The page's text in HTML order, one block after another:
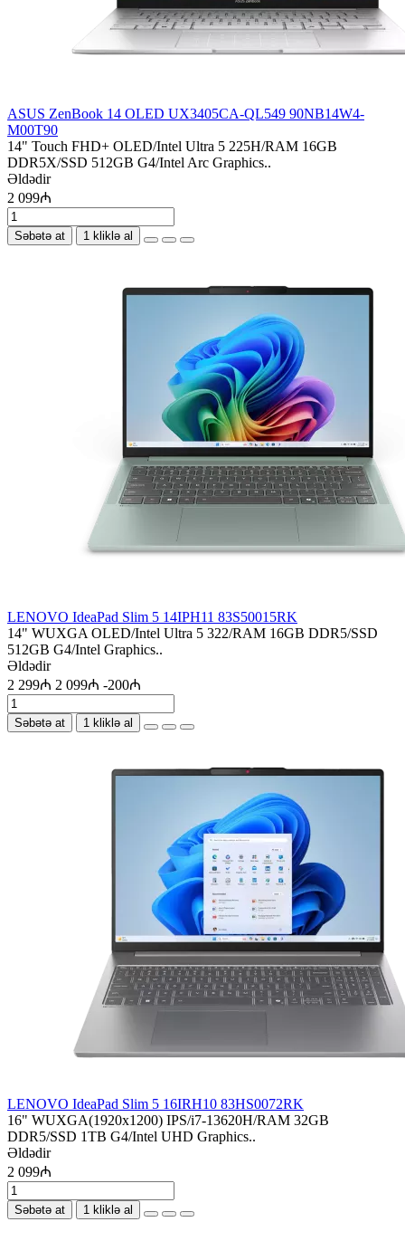
ASUS ZenBook 14 OLED UX3405CA-QL549 90NB14W4-
M00T90
14" Touch FHD+ OLED/Intel Ultra 5 225H/RAM 16GB
DDR5X/SSD 512GB G4/Intel Arc Graphics..
Əldədir
2 099₼
Səbətə at 1 kliklə al
LENOVO IdeaPad Slim 5 14IPH11 83S50015RK
14" WUXGA OLED/Intel Ultra 5 322/RAM 16GB DDR5/SSD
512GB G4/Intel Graphics..
Əldədir
2 299₼ 2 099₼ -200₼
Səbətə at 1 kliklə al
LENOVO IdeaPad Slim 5 16IRH10 83HS0072RK
16" WUXGA(1920x1200) IPS/i7-13620H/RAM 32GB
DDR5/SSD 1TB G4/Intel UHD Graphics..
Əldədir
2 099₼
Səbətə at 1 kliklə al